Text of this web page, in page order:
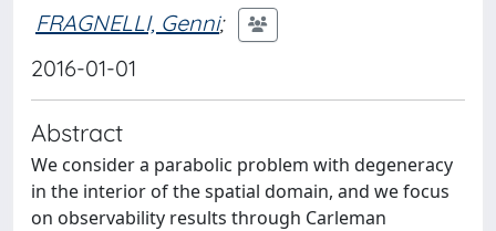
FRAGNELLI, Genni;
2016-01-01
Abstract
We consider a parabolic problem with degeneracy
in the interior of the spatial domain, and we focus
on observability results through Carleman